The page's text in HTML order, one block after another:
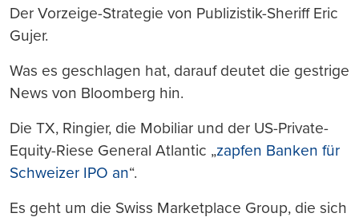
Der Vorzeige-Strategie von Publizistik-Sheriff Eric
Gujer.
Was es geschlagen hat, darauf deutet die gestrige
News von Bloomberg hin.
Die TX, Ringier, die Mobiliar und der US-Private-
Equity-Riese General Atlantic „zapfen Banken für
Schweizer IPO an“.
Es geht um die Swiss Marketplace Group, die sich